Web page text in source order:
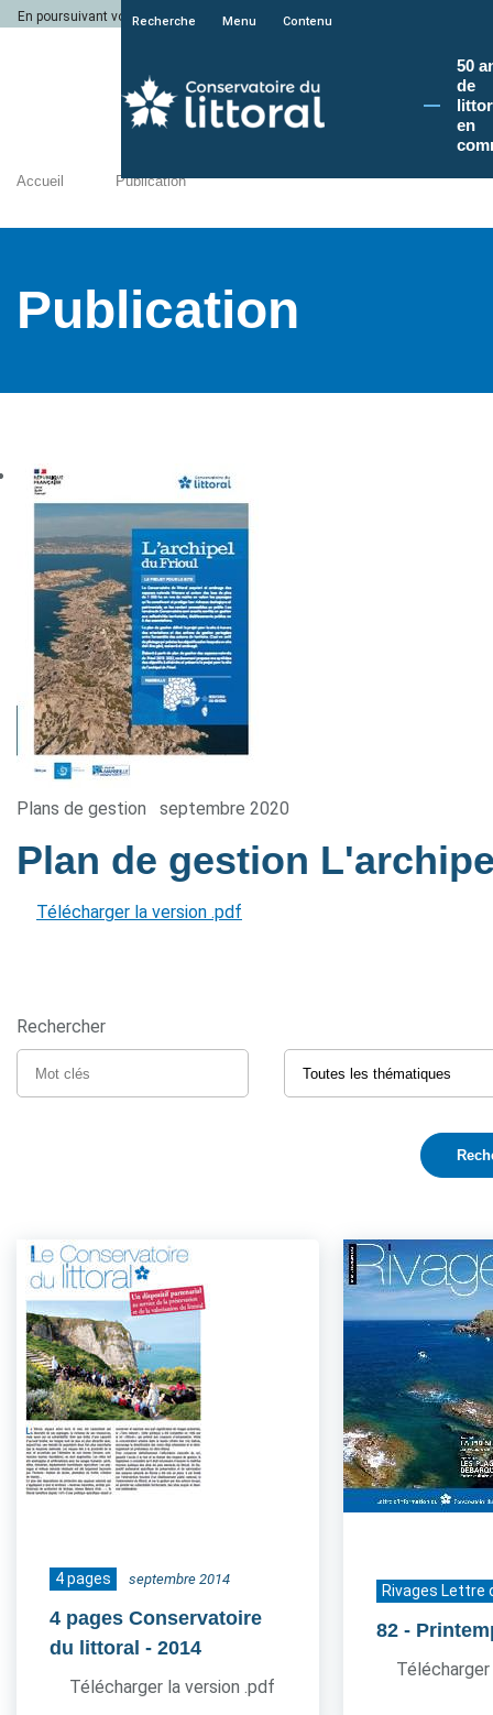
En poursuivant votre navigation sur le site du Conservatoire du littoral, vous
Recherche Menu Contenu
50
de
en
Accueil Publication
Publication
Plans de gestion septembre 2020
Plan de gestion
Télécharger la version .pdf
Rechercher
4 pages septembre 2014
4 pages Conservatoire
du littoral - 2014
Télécharger la version .pdf
Rivages Lettre
82 -